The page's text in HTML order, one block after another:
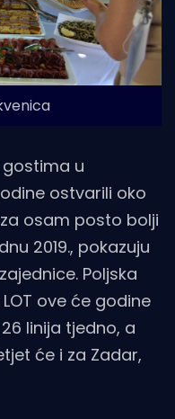
u
ostvarili oko
osam posto bolji
2019., pokazuju
Poljska
ove će godine
linija tjedno, a
će i za Zadar,